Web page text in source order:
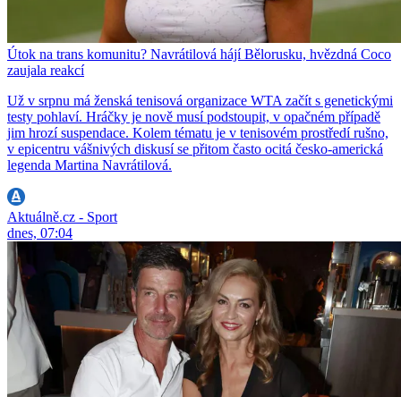
Útok na trans komunitu? Navrátilová hájí Bělorusku, hvězdná Coco
zaujala reakcí
Už v srpnu má ženská tenisová organizace WTA začít s genetickými
testy pohlaví. Hráčky je nově musí podstoupit, v opačném případě
jim hrozí suspendace. Kolem tématu je v tenisovém prostředí rušno,
v epicentru vášnivých diskusí se přitom často ocitá česko-americká
legenda Martina Navrátilová.
Aktuálně.cz - Sport
dnes, 07:04